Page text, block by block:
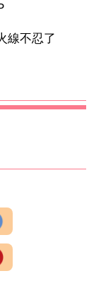
線不忍了